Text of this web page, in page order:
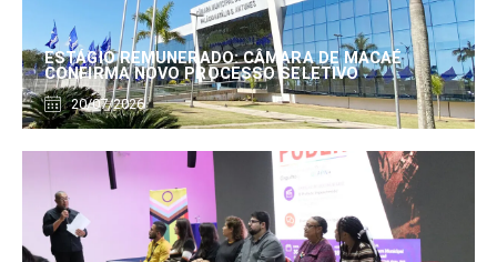
ESTÁGIO REMUNERADO: CÂMARA DE MACAÉ
CONFIRMA NOVO PROCESSO SELETIVO
20/07/2026